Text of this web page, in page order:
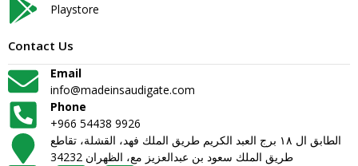
Playstore
Contact Us
Email
info@madeinsaudigate.com
Phone
+966 54438 9926
الطابق ال ١٨ برج العبد الكريم طريق الملك فهد، القشلة، تقاطع
طريق الملك سعود بن عبدالعزيز مع، الظهران 34232